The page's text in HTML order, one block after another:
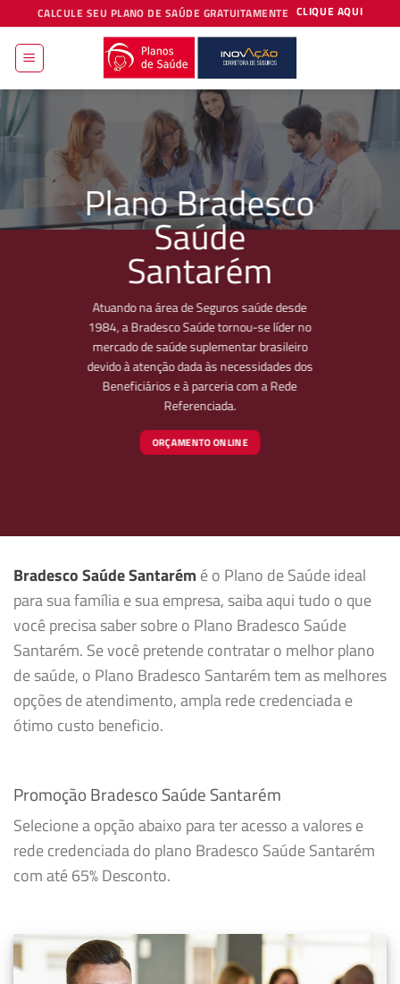
to
content
CALCULE SEU PLANO DE SAÚDE GRATUITAMENTE CLIQUE AQUI
Plano Bradesco
Saúde
Santarém
Atuando na área de Seguros saúde desde
1984, a Bradesco Saúde tornou-se líder no
mercado de saúde suplementar brasileiro
devido à atenção dada às necessidades dos
Beneficiários e à parceria com a Rede
Referenciada.
ORÇAMENTO ONLINE
Bradesco Saúde Santarém é o Plano de Saúde ideal
para sua família e sua empresa, saiba aqui tudo o que
você precisa saber sobre o Plano Bradesco Saúde
Santarém. Se você pretende contratar o melhor plano
de saúde, o Plano Bradesco Santarém tem as melhores
opções de atendimento, ampla rede credenciada e
ótimo custo beneficio.
Promoção Bradesco Saúde Santarém
Selecione a opção abaixo para ter acesso a valores e
rede credenciada do plano Bradesco Saúde Santarém
com até 65% Desconto.